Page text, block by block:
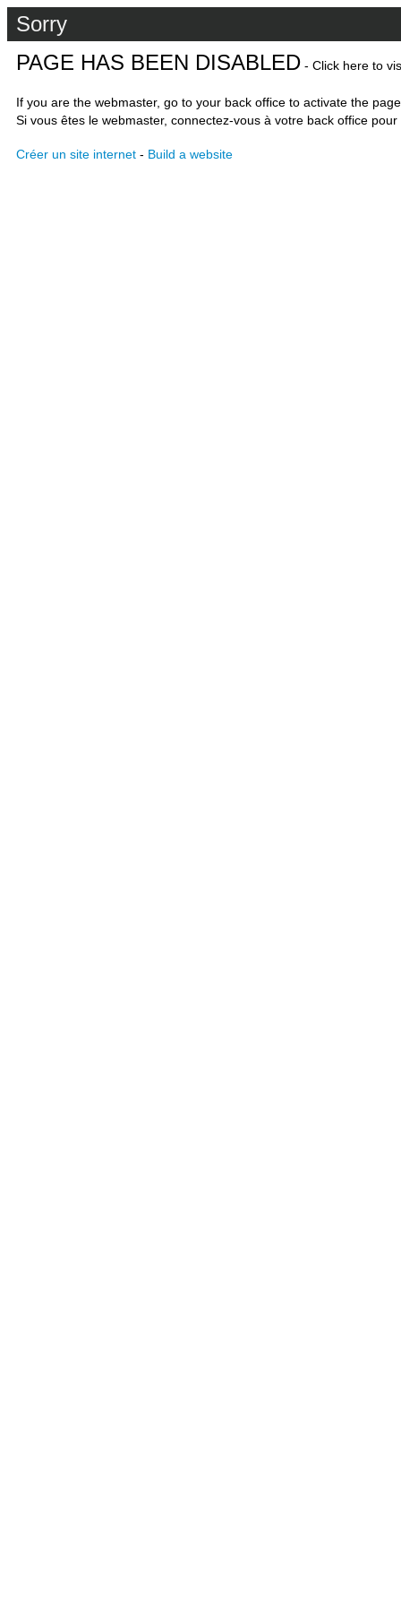
Sorry
PAGE HAS BEEN DISABLED - Click here to
If you are the webmaster, go to your back office to activate the
Si vous êtes le webmaster, connectez-vous à votre back office
Créer un site internet - Build a website